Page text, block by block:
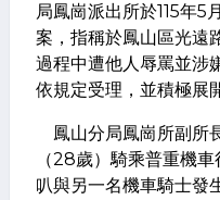
局鳳崗派出所於115年5
案，指稱於鳳山區光遠
過程中遭他人辱罵並涉
依規定受理，並積極展
鳳山分局鳳崗所副所
（28歲）騎乘普重機
叭與另一名機車騎士發